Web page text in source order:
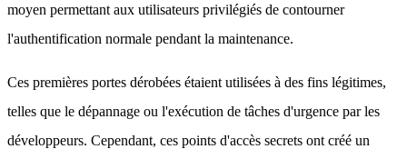
moyen permettant aux utilisateurs privilégiés de contourner
l'authentification normale pendant la maintenance.
Ces premières portes dérobées étaient utilisées à des fins légitimes,
telles que le dépannage ou l'exécution de tâches d'urgence par les
développeurs. Cependant, ces points d'accès secrets ont créé un